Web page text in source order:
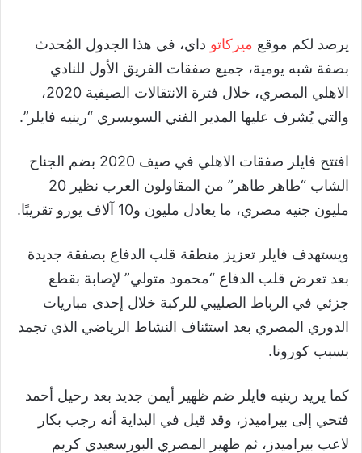
يرصد لكم موقع ميركاتو داي، في هذا الجدول المُحدث
بصفة شبه يومية، جميع صفقات الفريق الأول للنادي
الاهلي المصري، خلال فترة الانتقالات الصيفية 2020،
والتي يُشرف عليها المدير الفني السويسري “رينيه فايلر”.
افتتح فايلر صفقات الاهلي في صيف 2020 بضم الجناح
الشاب “طاهر طاهر” من المقاولون العرب نظير 20
مليون جنيه مصري، ما يعادل مليون و10 آلاف يورو تقريبًا.
ويستهدف فايلر تعزيز منطقة قلب الدفاع بصفقة جديدة
بعد تعرض قلب الدفاع “محمود متولي” لإصابة بقطع
جزئي في الرباط الصليبي للركبة خلال إحدى مباريات
الدوري المصري بعد استئناف النشاط الرياضي الذي تجمد
بسبب كورونا.
كما يريد رينيه فايلر ضم ظهير أيمن جديد بعد رحيل أحمد
فتحي إلى بيراميدز، وقد قيل في البداية أنه رجب بكار
لاعب بيراميدز، ثم ظهير المصري البورسعيدي كريم